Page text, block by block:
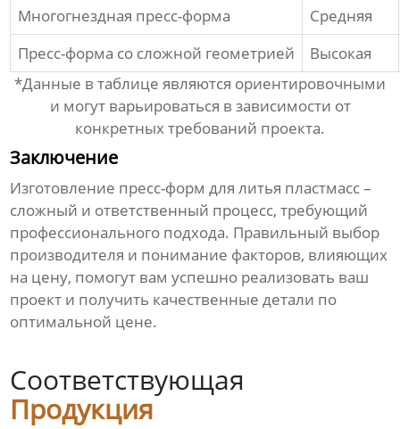
Многогнездная пресс-форма
Средняя
Пресс-форма со сложной геометрией
Высокая
*Данные в таблице являются ориентировочными
и могут варьироваться в зависимости от
конкретных требований проекта.
Заключение
Изготовление пресс-форм для литья пластмасс–
сложный и ответственный процесс, требующий
профессионального подхода. Правильный выбор
производителя и понимание факторов, влияющих
на цену, помогут вам успешно реализовать ваш
проект и получить качественные детали по
оптимальной цене.
Соответствующая
Продукция